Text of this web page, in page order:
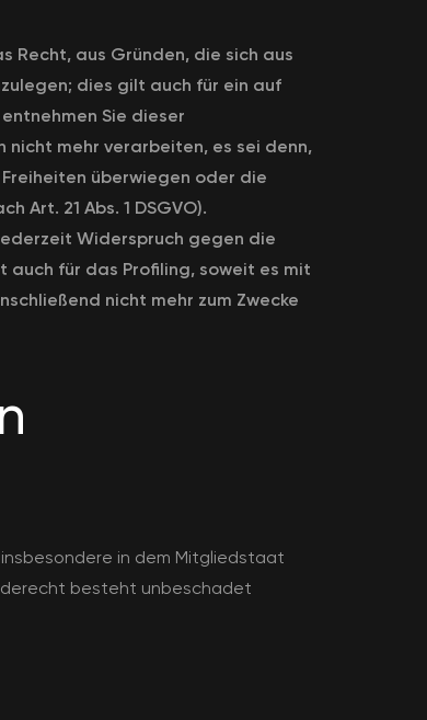
Recht, aus Gründen, die sich aus
dies gilt auch für ein auf
Sie dieser
nicht mehr verarbeiten, es sei denn,
überwiegen oder die
Art. 21 Abs. 1 DSGVO).
Widerspruch gegen die
für das Profiling, soweit es mit
nicht mehr zum Zwecke
in dem Mitgliedstaat
besteht unbeschadet